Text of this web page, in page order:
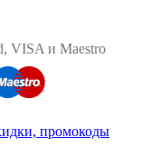
VISA и Maestro
промокоды